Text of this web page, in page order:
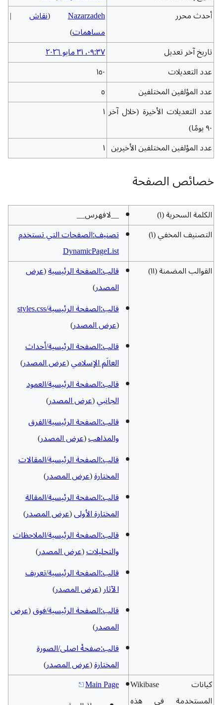
أحدث محرر
Nazarzadeh
(نقاش |
مساهمات)
تاريخ آخر تعديل
٠٩:٣٧، ٣١ مايو ٢٠٢٦
عدد التعديلات
١٥٠
عدد المؤلفين المختلفين
٥
عدد التعديلات الأخيرة (خلال آخر
٩٠ يومًا)
١
عدد المؤلفين المختلفين الأخيرين ١
خصائص الصفحة
الكلمة السحرية (١)
__لافهرس__
التصنيف المخفي (١)
تصنيف:الصفحات التي تستخدم
DynamicPageList
القوالب المضمنة (١١)
قالب:الصفحة الرئيسية(عرض
المصدر)
قالب:الصفحة الرئيسية/styles.css
(عرض المصدر)
قالب:الصفحة الرئيسية/أحداث
العالَم الإسلامي(عرض المصدر)
قالب:الصفحة الرئيسية/العمود
الجانبي(عرض المصدر)
قالب:الصفحة الرئيسية/الفرق
والمذاهب(عرض المصدر)
قالب:الصفحة الرئيسية/المقالات
المختارة(عرض المصدر)
قالب:الصفحة الرئيسية/المقالة
المختارة الأولى(عرض المصدر)
قالب:الصفحة الرئيسية/الملاحظات
والتحليلات(عرض المصدر)
قالب:الصفحة الرئيسية/تعریف
الآثار(عرض المصدر)
قالب:الصفحة الرئيسية/فوق(عرض
المصدر)
قالب:صفحهٔ اصلی/الصورة
المختارة(عرض المصدر)
كيانات Wikibase
المستخدمة في هذه
Main Page